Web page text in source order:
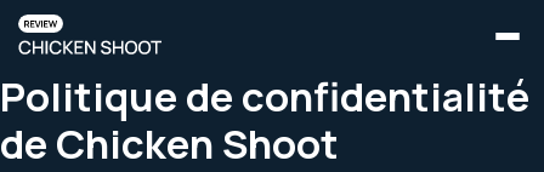
Politique de confidentialité
de Chicken Shoot